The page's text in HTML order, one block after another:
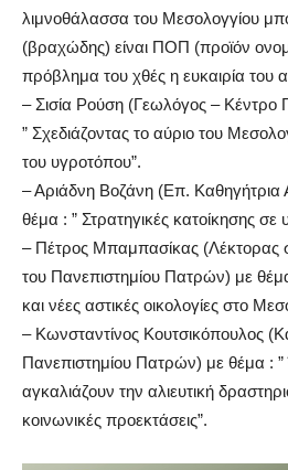
λιμνοθάλασσα του Μεσολογγίου
(βραχώδης) είναι ΠΟΠ (προϊόν
πρόβλημα του χθές η ευκαιρία του
– Σισία Ρούση (Γεωλόγος –
” Σχεδιάζοντας το αύριο του
του υγροτόπου”.
– Αριάδνη Βοζάνη (Επ. Καθηγήτρια
θέμα : ” Στρατηγικές κατοίκησης σε
– Πέτρος Μπαμπασίκας (Λέκτορας
του Πανεπιστημίου Πατρών) με
και νέες αστικές οικολογίες στο
– Κωνσταντίνος Κουτσικόπουλος
Πανεπιστημίου Πατρών) με θέμα : ”
αγκαλιάζουν την αλιευτική
κοινωνικές προεκτάσεις”.